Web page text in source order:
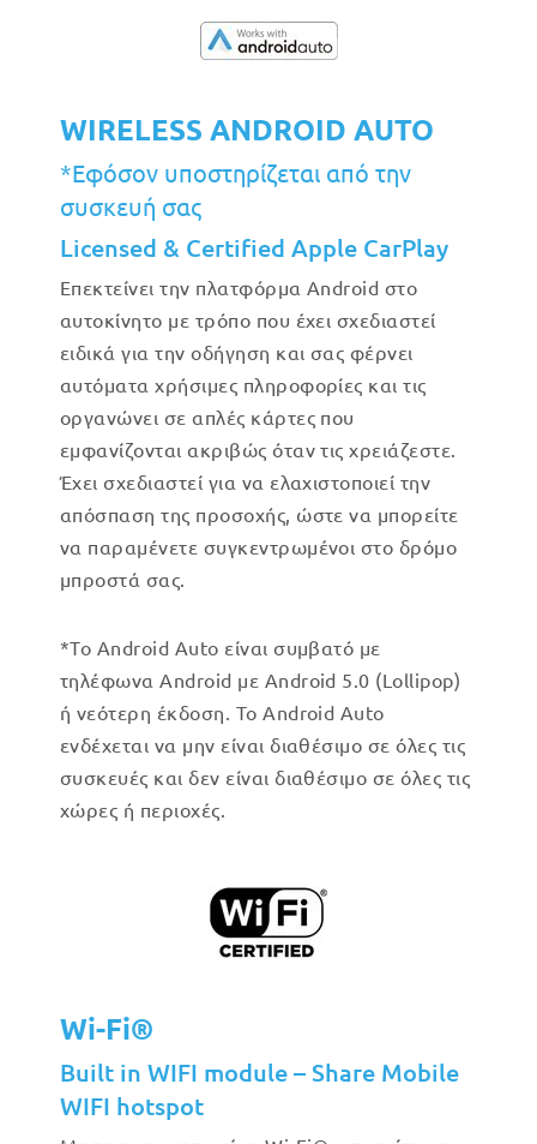
WIRELESS ANDROID AUTO
*Εφόσον υποστηρίζεται από την
συσκευή σας
Licensed & Certified Apple CarPlay
Επεκτείνει την πλατφόρμα Android στο
αυτοκίνητο με τρόπο που έχει σχεδιαστεί
ειδικά για την οδήγηση και σας φέρνει
αυτόματα χρήσιμες πληροφορίες και τις
οργανώνει σε απλές κάρτες που
εμφανίζονται ακριβώς όταν τις χρειάζεστε.
Έχει σχεδιαστεί για να ελαχιστοποιεί την
απόσπαση της προσοχής, ώστε να μπορείτε
να παραμένετε συγκεντρωμένοι στο δρόμο
μπροστά σας.
*Το Android Auto είναι συμβατό με
τηλέφωνα Android με Android 5.0 (Lollipop)
ή νεότερη έκδοση. Το Android Auto
ενδέχεται να μην είναι διαθέσιμο σε όλες τις
συσκευές και δεν είναι διαθέσιμο σε όλες τις
χώρες ή περιοχές.
Wi-Fi®
Built in WIFI module – Share Mobile
WIFI hotspot